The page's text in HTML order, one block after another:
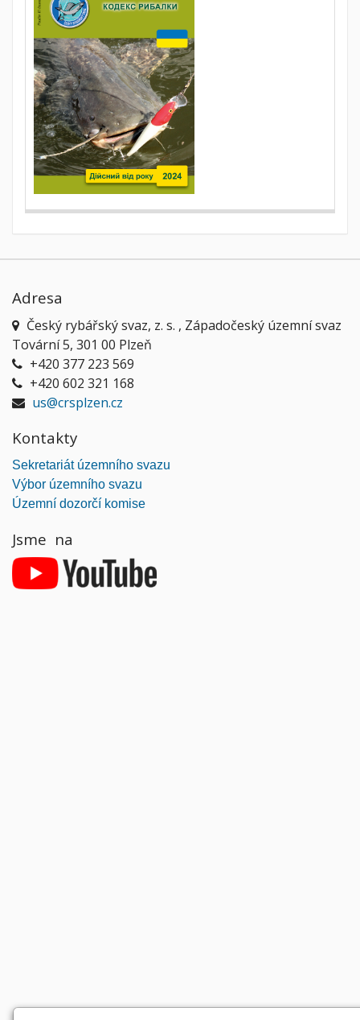
Adresa
Český rybářský svaz, z. s. , Západočeský územní svaz
Tovární 5, 301 00 Plzeň
+420 377 223 569
+420 602 321 168
us@crsplzen.cz
Kontakty
Sekretariát územního svazu
Výbor územního svazu
Územní dozorčí komise
Jsme na